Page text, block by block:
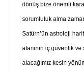
dönüş bize önemli
sorumluluk alma
Satürn’ün astroloji
alanının iç güvenlik ve
alacağımız kesin